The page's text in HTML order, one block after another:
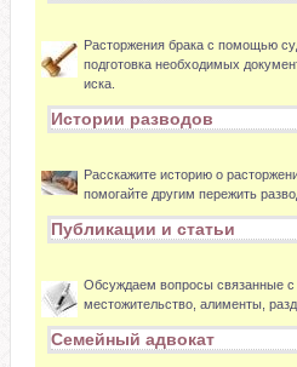
Расторжения брака с помощью
подготовка необходимых
иска.
Истории разводов
Расскажите историю о
помогайте другим пережить
Публикации и статьи
Обсуждаем вопросы связанные с
местожительство, алименты,
Семейный адвокат